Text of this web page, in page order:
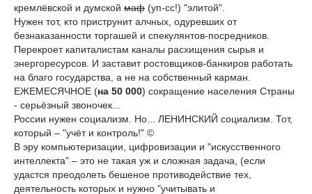
кремлёвской и думской маф (уп-сс!) "элитой".
Нужен тот, кто приструнит алчных, одуревших от
безнаказанности торгашей и спекулянтов-посредников.
Перекроет капиталистам каналы расхищения сырья и
энергоресурсов. И заставит ростовщиков-банкиров работать
на благо государства, а не на собственный карман.
ЕЖЕМЕСЯЧНОЕ (на 50 000) сокращение населения Страны
- серьёзный звоночек...
России нужен социализм. Но... ЛЕНИНСКИЙ социализм. Тот,
который – "учёт и контроль!" ©
В эру компьютеризации, цифровизации и "искусственного
интеллекта" – это не такая уж и сложная задача, (если
удастся преодолеть бешеное противодействие тех,
деятельность которых и нужно "учитывать и